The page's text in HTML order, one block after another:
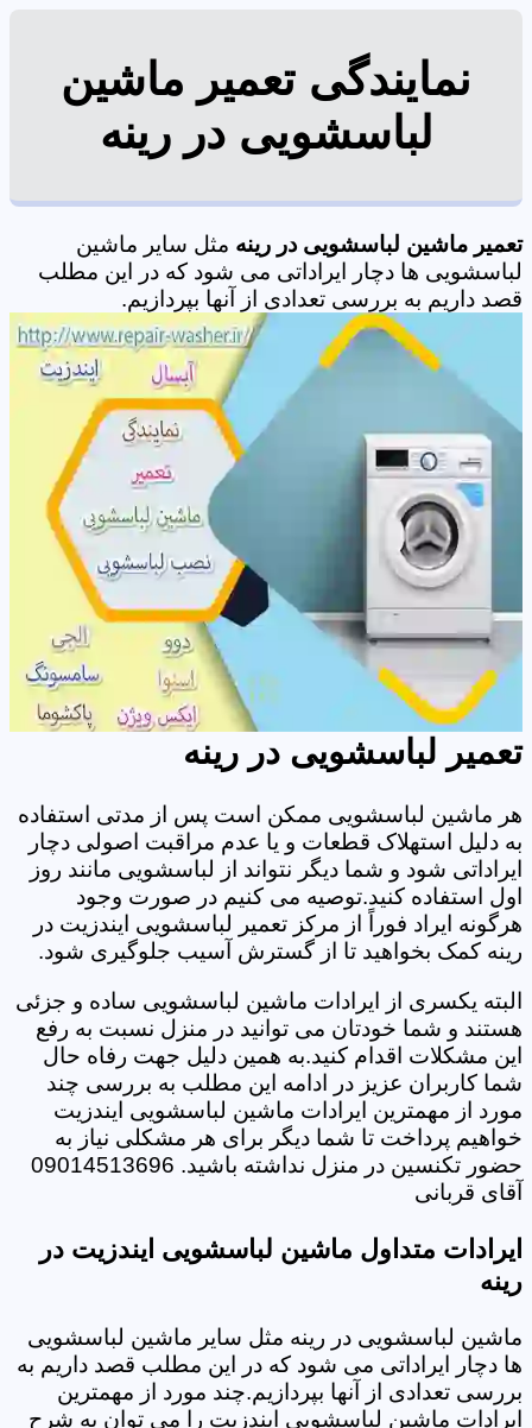
نمایندگی تعمیر ماشین
لباسشویی در رینه
تعمیر ماشین لباسشویی در رینه مثل سایر ماشین
لباسشویی ها دچار ایراداتی می شود که در این مطلب
قصد داریم به بررسی تعدادی از آنها بپردازیم.
تعمیر لباسشویی در رینه
هر ماشین لباسشویی ممکن است پس از مدتی استفاده
به دلیل استهلاک قطعات و یا عدم مراقبت اصولی دچار
ایراداتی شود و شما دیگر نتواند از لباسشویی مانند روز
اول استفاده کنید.توصیه می کنیم در صورت وجود
هرگونه ایراد فوراً از مرکز تعمیر لباسشویی ایندزیت در
رینه کمک بخواهید تا از گسترش آسیب جلوگیری شود.
البته یکسری از ایرادات ماشین لباسشویی ساده و جزئی
هستند و شما خودتان می توانید در منزل نسبت به رفع
این مشکلات اقدام کنید.به همین دلیل جهت رفاه حال
شما کاربران عزیز در ادامه این مطلب به بررسی چند
مورد از مهمترین ایرادات ماشین لباسشویی ایندزیت
خواهیم پرداخت تا شما دیگر برای هر مشکلی نیاز به
حضور تکنسین در منزل نداشته باشید. 09014513696
آقای قربانی
ایرادات متداول ماشین لباسشویی ایندزیت در
رینه
ماشین لباسشویی در رینه مثل سایر ماشین لباسشویی
ها دچار ایراداتی می شود که در این مطلب قصد داریم به
بررسی تعدادی از آنها بپردازیم.چند مورد از مهمترین
ایرادات ماشین لباسشویی ایندزیت را می توان به شرح